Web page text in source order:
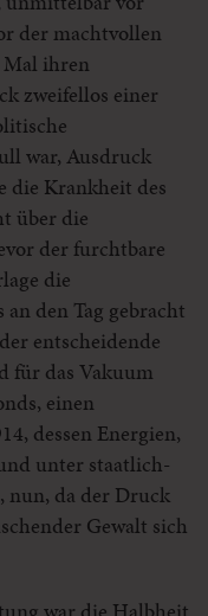
der machtvollen
Mal ihren
zweifellos einer
war, Ausdruck
die Krankheit des
über die
der furchtbare
die
den Tag gebracht
entscheidende
für das Vakuum
einen
dessen Energien,
unter staatlich-
nun, da der Druck
Gewalt sich